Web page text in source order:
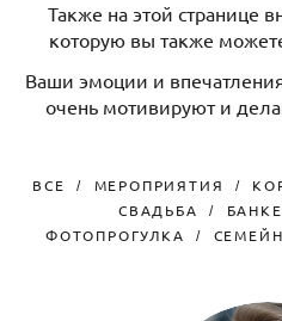
Также на этой странице
которую вы также
Ваши эмоции и
очень мотивируют и
ВСЕ МЕРОПРИЯТИЯ
СВАДЬБА
ФОТОПРОГУЛКА